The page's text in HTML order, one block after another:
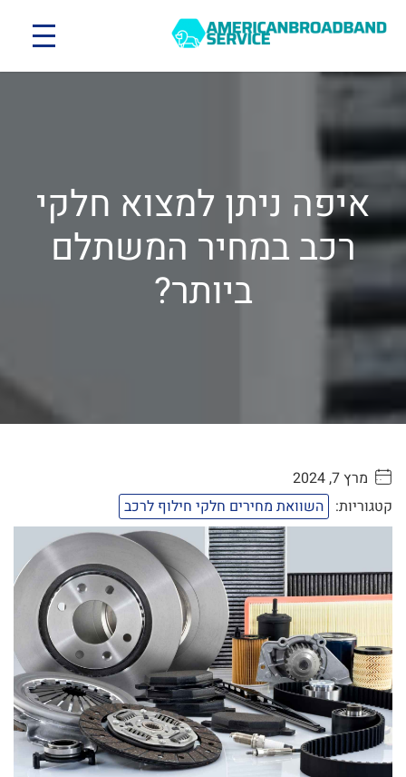
איפה ניתן למצוא חלקי
רכב במחיר המשתלם
ביותר?
. . . . .מרץ 7, 2024
קטגוריות: השוואת מחירים חלקי חילוף לרכב